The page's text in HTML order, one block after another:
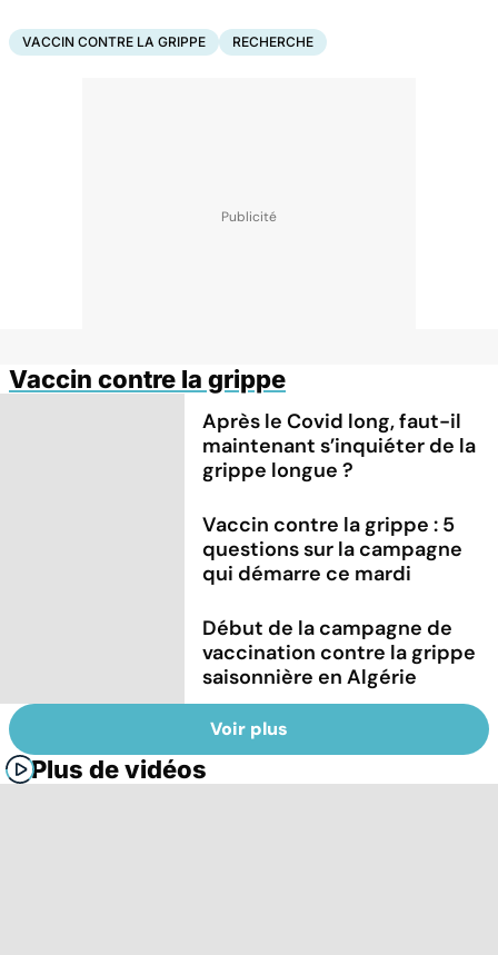
VACCIN CONTRE LA GRIPPE RECHERCHE
Vaccin contre la grippe
Après le Covid long, faut-il
maintenant s’inquiéter de la
grippe longue ?
Vaccin contre la grippe : 5
questions sur la campagne
qui démarre ce mardi
Début de la campagne de
vaccination contre la grippe
saisonnière en Algérie
Voir plus
Plus de vidéos